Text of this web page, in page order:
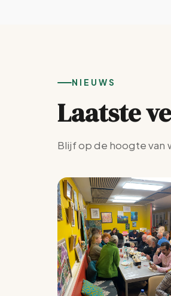
NIEUWS
Laatste
Blijf op de hoogte van